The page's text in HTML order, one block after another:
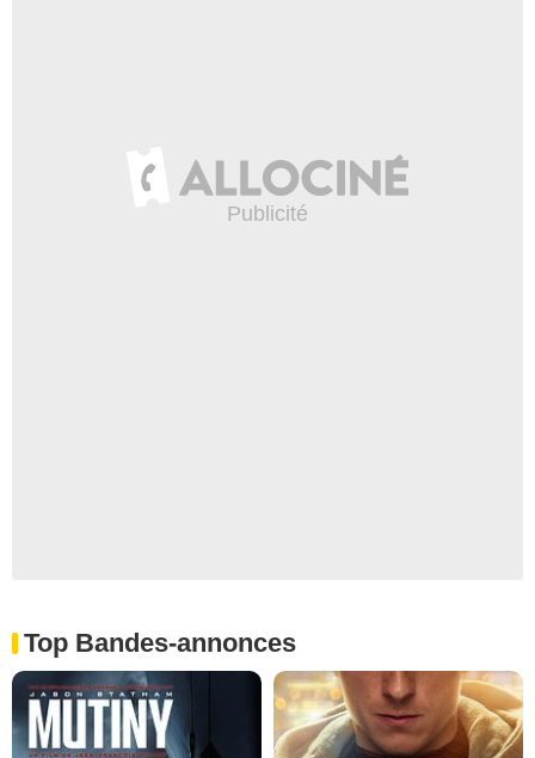
Top Bandes-annonces